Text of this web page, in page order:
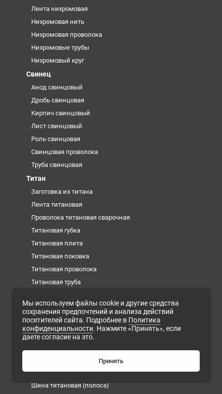
Лента нихромовая
Нихромовая нить
Нихромовая проволока
Нихромовые трубы
Нихромовый круг
Свинец
Анод свинцовый
Дробь свинцовая
Кирпич свинцовый
Лист свинцовый
Роль свинцовая
Свинцовая проволока
Труба свинцовая
Титан
Заготовка из титана
Лента титановая
Проволока титановая сварочная
Титановая губка
Титановая плита
Титановая поковка
Титановая проволока
Титановая труба
Титановые слитки (чушки)
Титановый квадрат
Титановый круг
Титановый шестигранник
Шина титановая (полоса)
Мы используем файлы cookie и другие средства
сохранения предпочтений и анализа действий
посетителей сайта. Подробнее в Политика
конфиденциальности. Нажмите «Принять», если
даете согласие на это.
Принять